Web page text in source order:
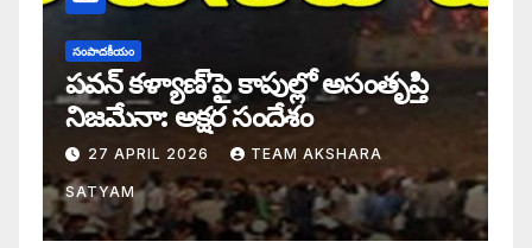
సంపాదకీయం
పవన్ కళ్యాణ్’పై కాపుల్లో అసంతృప్తి
నిజమేనా: అక్షర సందేశం
27 APRIL 2026 TEAM AKSHARA
SATYAM